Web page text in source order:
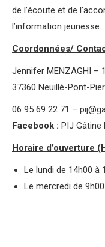
de l’écoute et de
l’information jeunesse.
Coordonnées/
Jennifer MENZAGHI –
37360 Neuillé-Pont-
06 95 69 22 71 –
Facebook : PIJ Gâtine
Horaire d’ouverture
Le lundi de 14h00 à
Le mercredi de